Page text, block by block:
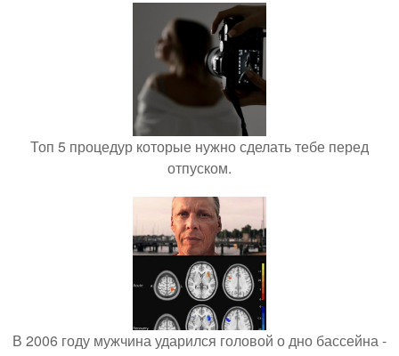
Топ 5 процедур которые нужно сделать тебе перед
отпуском.
В 2006 году мужчина ударился головой о дно бассейна -